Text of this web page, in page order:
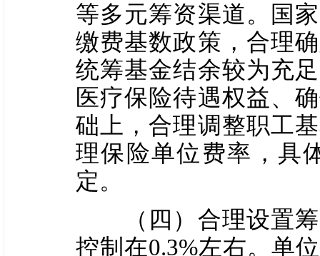
等多元筹资渠道。国
缴费基数政策，合理
统筹基金结余较为充
医疗保险待遇权益、
础上，合理调整职工
理保险单位费率，具
定。
（四）合理设置筹
控制在0.3%左右。单